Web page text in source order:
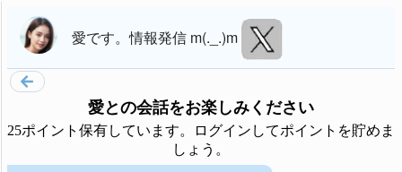
愛です。情報発信 m(._.)m
愛との会話をお楽しみください
25ポイント保有しています。ログインしてポイントを貯めま
しょう。